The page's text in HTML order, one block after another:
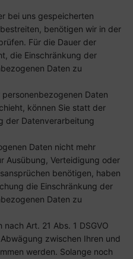
bei uns gespeicherten
benötigen wir in der
Für die Dauer der
die Einschränkung der
Daten zu
Daten
können Sie statt der
der Datenverarbeitung
Daten nicht mehr
Ausübung, Verteidigung oder
benötigen, haben
die Einschränkung der
Daten zu
Art. 21 Abs. 1 DSGVO
zwischen Ihren und
werden. Solange noch